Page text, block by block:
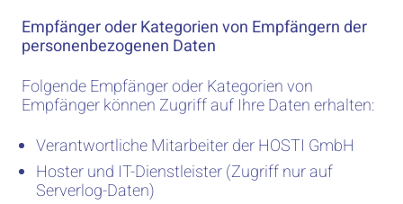
Empfänger oder Kategorien von Empfängern der
personenbezogenen Daten
Folgende Empfänger oder Kategorien von
Empfänger können Zugriff auf Ihre Daten erhalten:
Verantwortliche Mitarbeiter der HOSTI GmbH
Hoster und IT-Dienstleister (Zugriff nur auf
Serverlog-Daten)